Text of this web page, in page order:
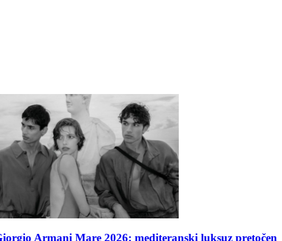
luksuz pretočen u bezvremensku resort